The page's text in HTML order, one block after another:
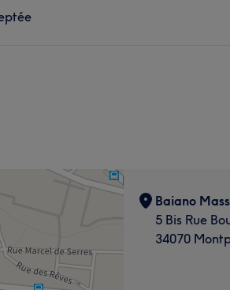
Baiano
5 Bis Rue
34070